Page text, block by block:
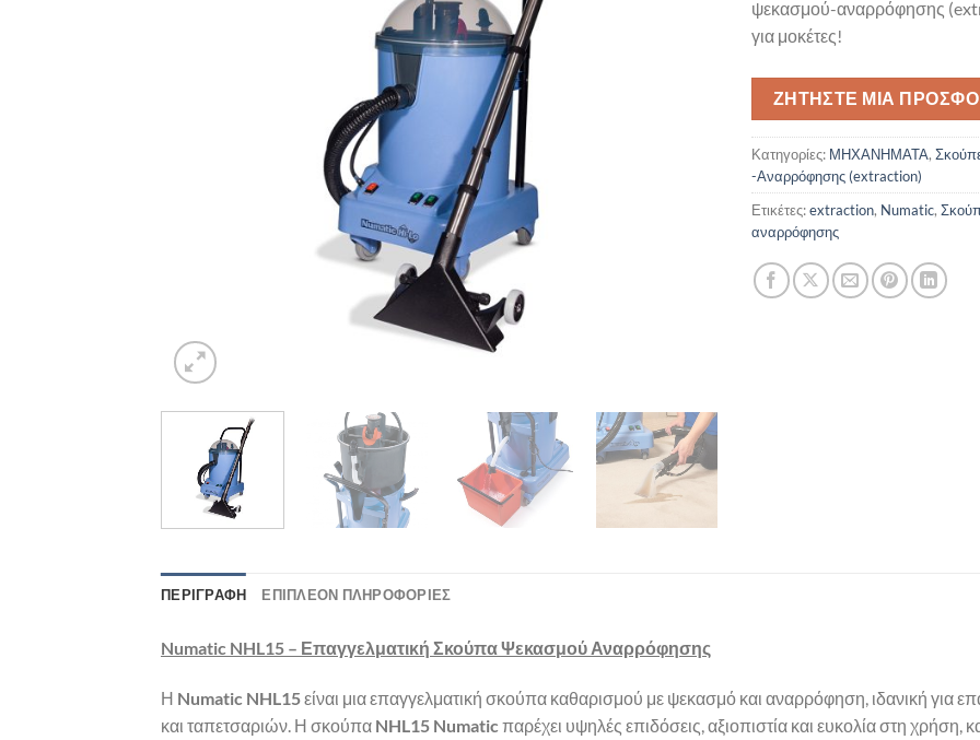
ψεκασμού-αναρρόφησης
για μοκέτες!
ΖΗΤΉΣΤΕ ΜΙΑ
Κατηγορίες: ΜΗΧΑΝΗΜΑΤΑ,
-Αναρρόφησης (extraction)
Ετικέτες:extraction, Numatic,
αναρρόφησης
ΠΕΡΙΓΡΑΦΉ ΕΠΙΠΛΈΟΝ ΠΛΗΡΟΦΟΡΊΕΣ
Numatic NHL15 – Επαγγελματική Σκούπα Ψεκασμού Αναρρόφησης
Η Numatic NHL15είναι μια επαγγελματική σκούπα καθαρισμού με ψεκασμό και αναρρόφηση, ιδανική για
και ταπετσαριών. Η σκούπα NHL15 Numatic παρέχει υψηλές επιδόσεις, αξιοπιστία και ευκολία στη χρήση,